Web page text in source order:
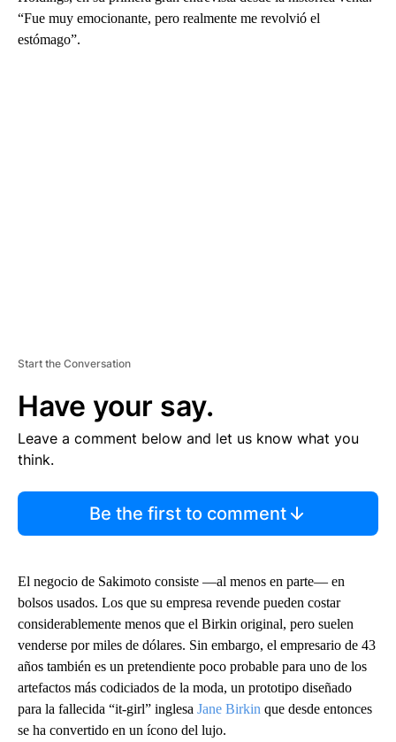
“Fue muy emocionante, pero realmente me revolvió el
estómago”.
Start the Conversation
Have your say.
Leave a comment below and let us know what you
think.
Be the first to comment
El negocio de Sakimoto consiste —al menos en parte— en
bolsos usados. Los que su empresa revende pueden costar
considerablemente menos que el Birkin original, pero suelen
venderse por miles de dólares. Sin embargo, el empresario de 43
años también es un pretendiente poco probable para uno de los
artefactos más codiciados de la moda, un prototipo diseñado
para la fallecida “it-girl” inglesa Jane Birkin que desde entonces
se ha convertido en un ícono del lujo.